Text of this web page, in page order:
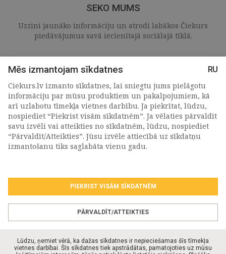
SEKO MUMS
Uzzini jaunāko informāciju un atrodi labākos Čiekurs
piedāvājumus savā iecienītajā sociālajā tīklā.
PIETEIKTIES MŪSU JAUNUMIEM
Piekrītu personasdatu apstrādes noteikumiem
Mēs izmantojam sīkdatnes
RU
Ciekurs.lv izmanto sīkdatnes, lai sniegtu jums pielāgotu
informāciju par mūsu produktiem un pakalpojumiem, kā
arī uzlabotu tīmekļa vietnes darbību. Ja piekrītat, lūdzu,
nospiediet “Piekrist visām sīkdatnēm”. Ja vēlaties pārvaldīt
savu izvēli vai atteikties no sīkdatnēm, lūdzu, nospiediet
“Pārvaldīt/Atteikties”. Jūsu izvēle attiecībā uz sīkdatņu
izmantošanu tiks saglabāta vienu gadu.
PIEKRIST VISĀM SĪKDATNĒM
PĀRVALDĪT/ATTEIKTIES
Lūdzu, ņemiet vērā, ka dažas sīkdatnes ir nepieciešamas šīs tīmekļa
vietnes darbībai. Šīs sīkdatnes tiek apstrādātas, pamatojoties uz mūsu